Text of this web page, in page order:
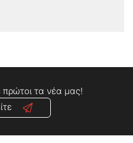
τα νέα μας!